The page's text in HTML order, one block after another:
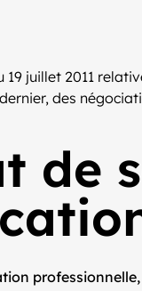
juillet 2011
des
de